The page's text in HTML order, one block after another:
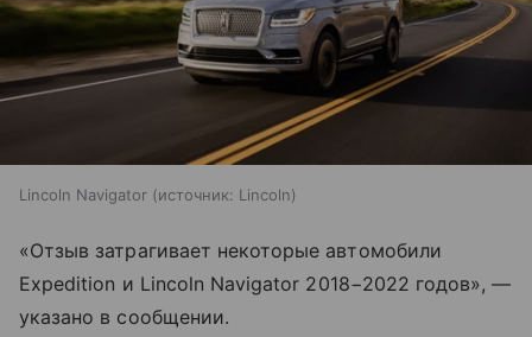
Lincoln Navigator источник: Lincoln
«Отзыв затрагивает некоторые автомобили
Expedition и Lincoln Navigator 2018−2022 годов», —
указано в сообщении.